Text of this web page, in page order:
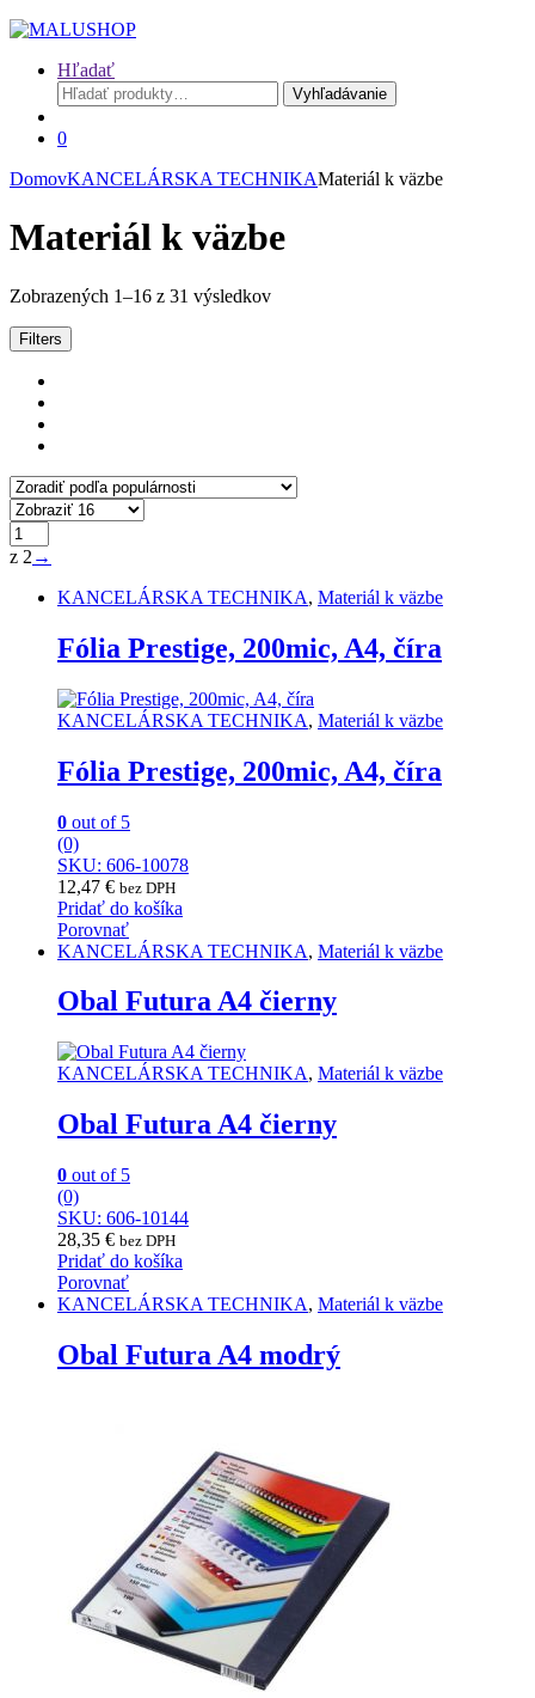
Hľadať
Hľadať:
Vyhľadávanie
0
DomovKANCELÁRSKA TECHNIKAMateriál k väzbe
Materiál k väzbe
Zobrazených 1–16 z 31 výsledkovZoradené
Filters
z 2 →
KANCELÁRSKA TECHNIKA, Materiál k väzbe
Fólia Prestige, 200mic, A4, číra
KANCELÁRSKA TECHNIKA, Materiál k väzbe
Fólia Prestige, 200mic, A4, číra
0 out of 5
(0)
SKU: 606-10078
12,47 € bez DPH
Pridať do košíka
Porovnať
KANCELÁRSKA TECHNIKA, Materiál k väzbe
Obal Futura A4 čierny
KANCELÁRSKA TECHNIKA, Materiál k väzbe
Obal Futura A4 čierny
0 out of 5
(0)
SKU: 606-10144
28,35 € bez DPH
Pridať do košíka
Porovnať
KANCELÁRSKA TECHNIKA, Materiál k väzbe
Obal Futura A4 modrý